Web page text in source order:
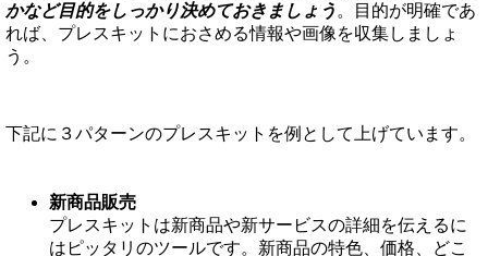
かなど目的をしっかり決めておきましょう 。目的が明確であ
れば、プレスキットにおさめる情報や画像を収集しましょ
う。
下記に３パターンのプレスキットを例として上げています。
新商品販売
プレスキットは新商品や新サービスの詳細を伝えるに
はピッタリのツールです。新商品の特色、価格、どこ